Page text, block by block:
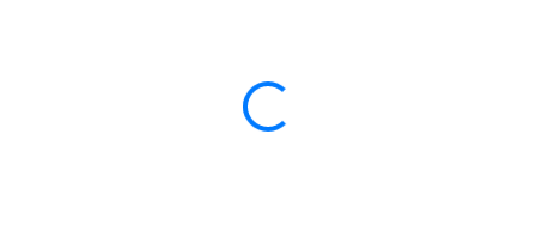
神奈川県 鎌倉市 腰越漁港